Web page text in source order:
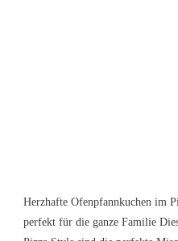
Herzhafte Ofenpfannkuchen im
perfekt für die ganze Familie